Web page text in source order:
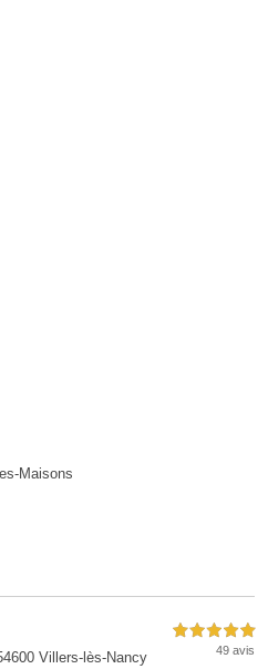
Maisons
Villers-lès-Nancy
5,0 étoiles sur 5
49 avis